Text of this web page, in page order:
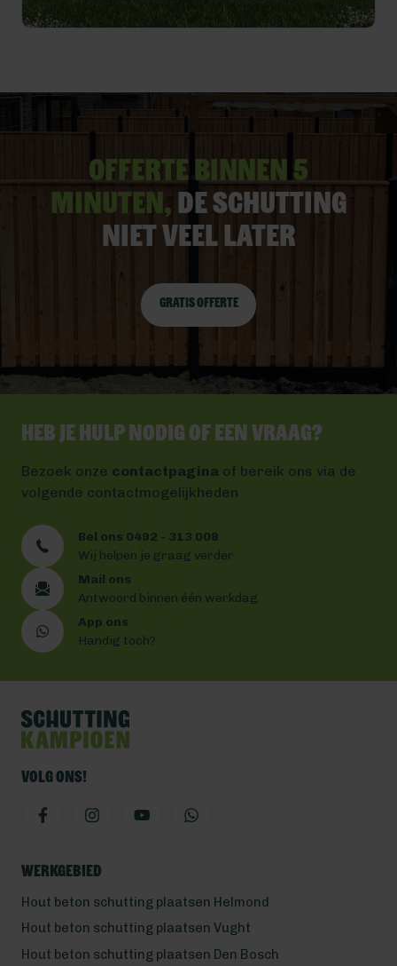
Offerte binnen 5
minuten, De schutting
niet veel later
Gratis offerte
Heb je hulp nodig of een vraag?
Bezoek onze contactpagina of bereik ons via de
volgende contactmogelijkheden
Bel ons 0492 - 313 008
Wij helpen je graag verder
Mail ons
Antwoord binnen één werkdag
App ons
Handig toch?
Volg ons!
Werkgebied
Hout beton schutting plaatsen Helmond
Hout beton schutting plaatsen Vught
Hout beton schutting plaatsen Den Bosch